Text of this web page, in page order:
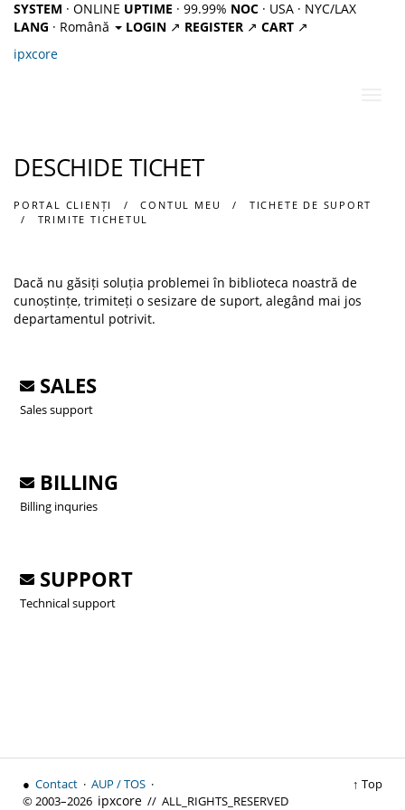
SYSTEM · ONLINE UPTIME · 99.99% NOC · USA · NYC/LAX
LANG · Română LOGIN ↗ REGISTER ↗ CART ↗
ipxcore
DESCHIDE TICHET
PORTAL CLIENȚI CONTUL MEU
TICHETE DE SUPORT
TRIMITE TICHETUL
Dacă nu găsiți soluția problemei în biblioteca noastră de
cunoștințe, trimiteți o sesizare de suport, alegând mai jos
departamentul potrivit.
SALES
Sales support
BILLING
Billing inquries
SUPPORT
Technical support
● Contact · AUP / TOS ·
↑ Top
© 2003–2026 ipxcore // ALL_RIGHTS_RESERVED